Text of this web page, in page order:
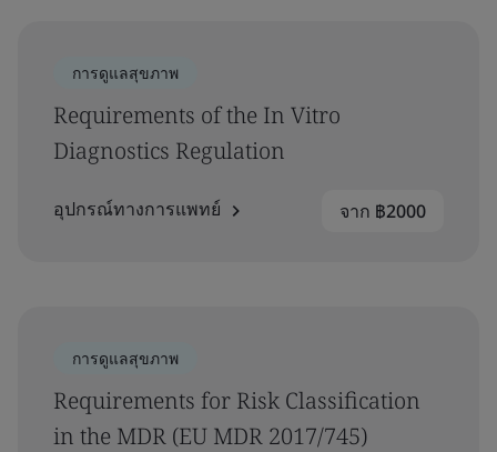
การดูแลสุขภาพ
Requirements of the In Vitro
Diagnostics Regulation
อุปกรณ์ทางการแพทย์ จาก ฿2000
การดูแลสุขภาพ
Requirements for Risk Classification
in the MDR (EU MDR 2017/745)